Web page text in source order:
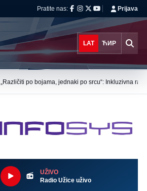
Pratite nas: Prijava
LAT ЋИР
„Različiti po bojama, jednaki po srcu“: Inkluzivna
UŽIVO
Radio Užice uživo